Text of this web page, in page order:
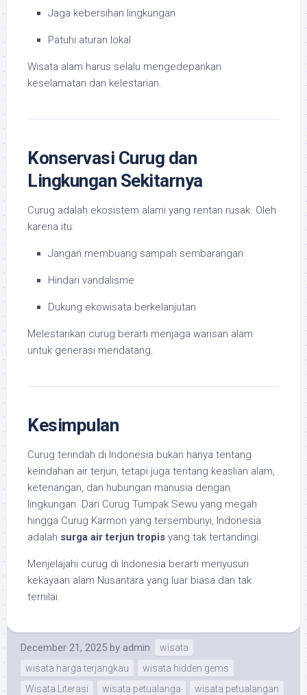
Jaga kebersihan lingkungan
Patuhi aturan lokal
Wisata alam harus selalu mengedepankan
keselamatan dan kelestarian.
Konservasi Curug dan
Lingkungan Sekitarnya
Curug adalah ekosistem alami yang rentan rusak. Oleh
karena itu:
Jangan membuang sampah sembarangan
Hindari vandalisme
Dukung ekowisata berkelanjutan
Melestarikan curug berarti menjaga warisan alam
untuk generasi mendatang.
Kesimpulan
Curug terindah di Indonesia bukan hanya tentang
keindahan air terjun, tetapi juga tentang keaslian alam,
ketenangan, dan hubungan manusia dengan
lingkungan. Dari Curug Tumpak Sewu yang megah
hingga Curug Karmon yang tersembunyi, Indonesia
adalah surga air terjun tropis yang tak tertandingi.
Menjelajahi curug di Indonesia berarti menyusuri
kekayaan alam Nusantara yang luar biasa dan tak
ternilai.
December 21, 2025 by admin
wisata
wisata harga terjangkau
wisata hidden gems
Wisata Literasi
wisata petualanga wisata petualangan